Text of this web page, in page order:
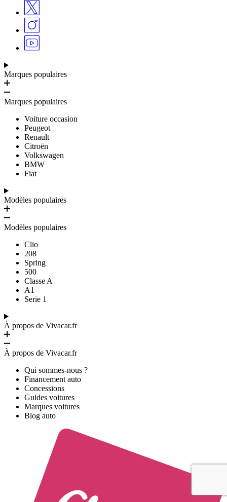
Marques populaires
Marques populaires
Voiture occasion
Peugeot
Renault
Citroën
Volkswagen
BMW
Fiat
Modèles populaires
Modèles populaires
Clio
208
Spring
500
Classe A
A1
Serie 1
À propos de Vivacar.fr
À propos de Vivacar.fr
Qui sommes-nous ?
Financement auto
Concessions
Guides voitures
Marques voitures
Blog auto